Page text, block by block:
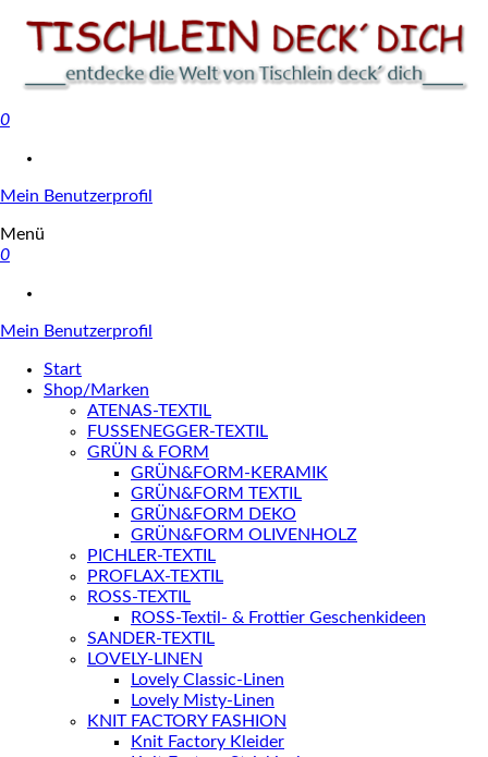
0
Mein Benutzerprofil
Menü
0
Mein Benutzerprofil
Start
Shop/Marken
ATENAS-TEXTIL
FUSSENEGGER-TEXTIL
GRÜN & FORM
GRÜN&FORM-KERAMIK
GRÜN&FORM TEXTIL
GRÜN&FORM DEKO
GRÜN&FORM OLIVENHOLZ
PICHLER-TEXTIL
PROFLAX-TEXTIL
ROSS-TEXTIL
ROSS-Textil- & Frottier Geschenkideen
SANDER-TEXTIL
LOVELY-LINEN
Lovely Classic-Linen
Lovely Misty-Linen
KNIT FACTORY FASHION
Knit Factory Kleider